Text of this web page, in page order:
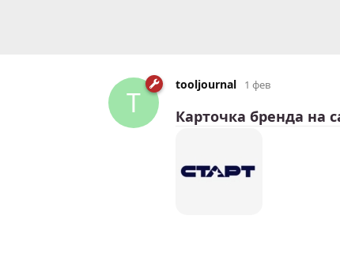
T
tooljournal 1 фев
Карточка бренда на